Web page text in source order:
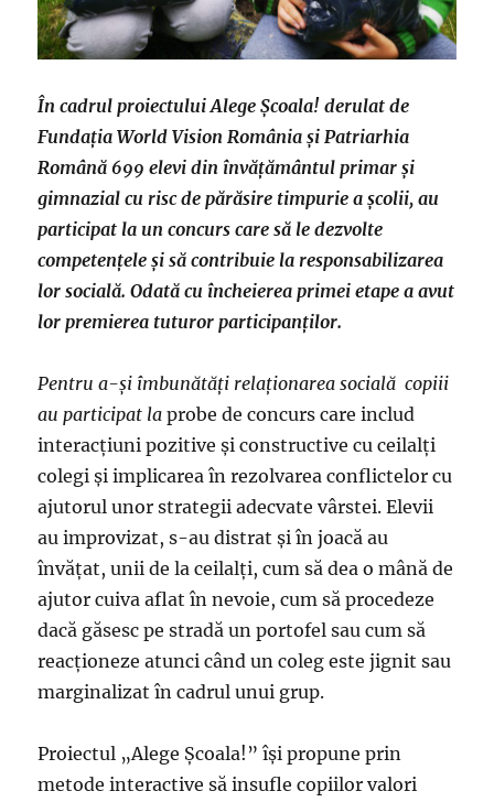
În cadrul proiectului Alege Școala! derulat de
Fundația World Vision România și Patriarhia
Română 699 elevi din învățământul primar și
gimnazial cu risc de părăsire timpurie a școlii, au
participat la un concurs care să le dezvolte
competențele și să contribuie la responsabilizarea
lor socială. Odată cu încheierea primei etape a avut
lor premierea tuturor participanților.
Pentru a-și îmbunătăți relaționarea socială copiii
au participat la probe de concurs care includ
interacțiuni pozitive și constructive cu ceilalți
colegi și implicarea în rezolvarea conflictelor cu
ajutorul unor strategii adecvate vârstei. Elevii
au improvizat, s-au distrat și în joacă au
învățat, unii de la ceilalți, cum să dea o mână de
ajutor cuiva aflat în nevoie, cum să procedeze
dacă găsesc pe stradă un portofel sau cum să
reacționeze atunci când un coleg este jignit sau
marginalizat în cadrul unui grup.
Proiectul „Alege Școala!” își propune prin
metode interactive să insufle copiilor valori